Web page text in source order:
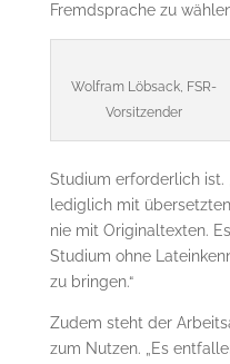
Fremdsprache zu
Wolfram Löbsack, FSR-
Vorsitzender
Studium erforderlich ist.
lediglich mit
nie mit Originaltexten.
Studium ohne
zu bringen.“
Zudem steht der
zum Nutzen. „Es